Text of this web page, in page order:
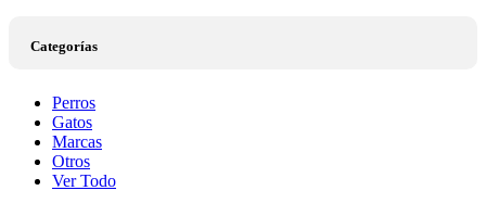
Categorías
Perros
Gatos
Marcas
Otros
Ver Todo